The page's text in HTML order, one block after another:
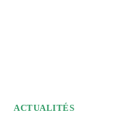
ACTUALITÉS